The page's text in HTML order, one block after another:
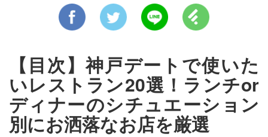
【目次】神戸デートで使いた
いレストラン20選！ランチor
ディナーのシチュエーション
別にお洒落なお店を厳選